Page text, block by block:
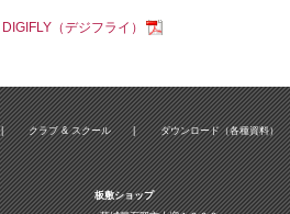
DIGIFLY（デジフライ）
| クラブ & スクール | ダウンロード（各種資料）
板敷ショップ